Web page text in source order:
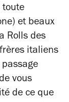
toute
et beaux
Rolls des
italiens
vous
de ce que